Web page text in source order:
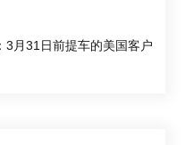
3月31日前提车的美国客户